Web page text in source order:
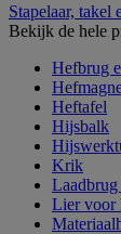
Stapelaar, takel
Bekijk de hele
Hefbrug
Heftafel
Hijsbalk
Krik
Lier voor